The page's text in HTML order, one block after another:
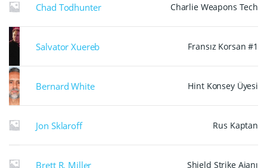
Chad Todhunter Charlie Weapons Tech
Salvator Xuereb Fransız Korsan #1
Bernard White Hint Konsey Üyesi
Jon Sklaroff Rus Kaptan
Brett R. Miller Shield Strike Ajanı